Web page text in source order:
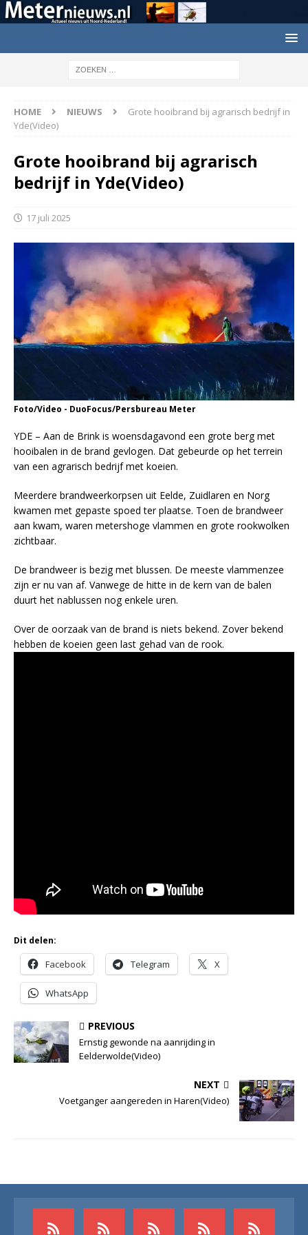
HOME NIEUWS
Grote hooibrand bij agrarisch bedrijf in
Yde(Video)
Grote hooibrand bij agrarisch
bedrijf in Yde(Video)
17 juli 2025
Foto/Video - DuoFocus/Persbureau Meter
YDE – Aan de Brink is woensdagavond een grote berg met
hooibalen in de brand gevlogen. Dat gebeurde op het terrein
van een agrarisch bedrijf met koeien.
Meerdere brandweerkorpsen uit Eelde, Zuidlaren en Norg
kwamen met gepaste spoed ter plaatse. Toen de brandweer
aan kwam, waren metershoge vlammen en grote rookwolken
zichtbaar.
De brandweer is bezig met blussen. De meeste vlammenzee
zijn er nu van af. Vanwege de hitte in de kern van de balen
duurt het nablussen nog enkele uren.
Over de oorzaak van de brand is niets bekend. Zover bekend
hebben de koeien geen last gehad van de rook.
Dit delen:
Facebook Telegram X
WhatsApp
PREVIOUS
Ernstig gewonde na aanrijding in
Eelderwolde(Video)
NEXT
Voetganger aangereden in Haren(Video)